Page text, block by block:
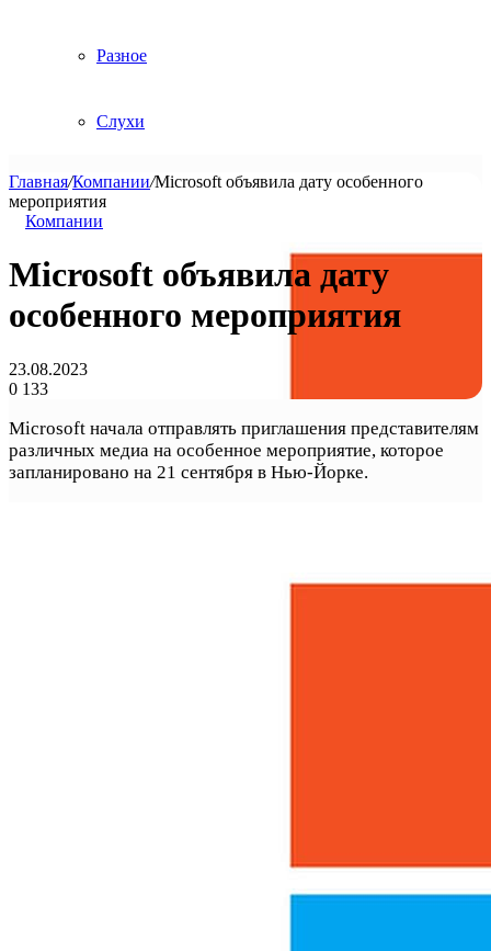
Разное
Слухи
Главная/Компании/Microsoft объявила дату особенного
мероприятия
Компании
Microsoft объявила дату
особенного мероприятия
23.08.2023
0 133
Microsoft начала отправлять приглашения представителям
различных медиа на особенное мероприятие, которое
запланировано на 21 сентября в Нью-Йорке.